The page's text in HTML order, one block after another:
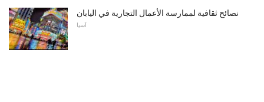
نصائح ثقافية لممارسة الأعمال التجارية في اليابان
آسيا